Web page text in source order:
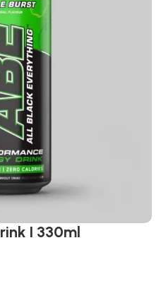
I 330ml